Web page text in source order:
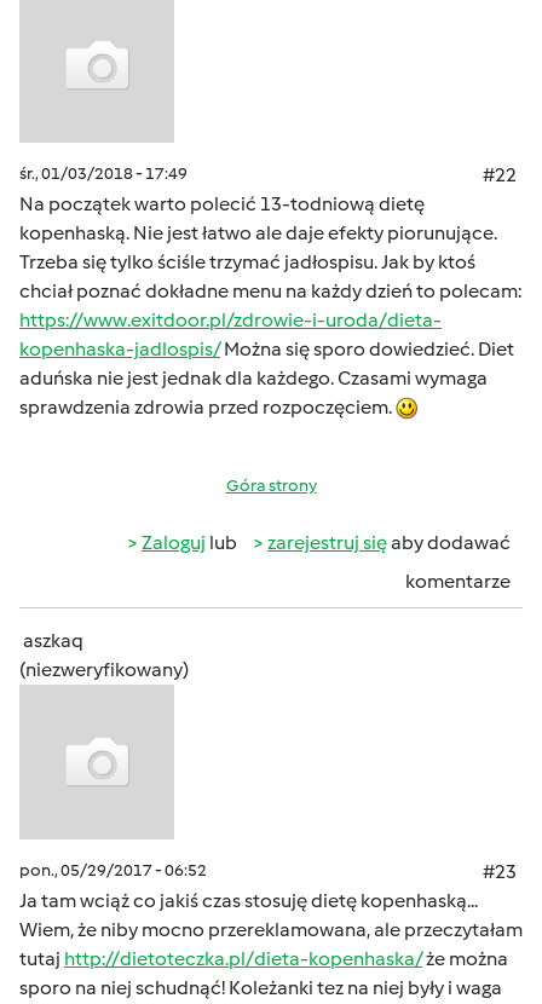
śr., 01/03/2018 - 17:49
#22
Na początek warto polecić 13-todniową dietę
kopenhaską. Nie jest łatwo ale daje efekty piorunujące.
Trzeba się tylko ściśle trzymać jadłospisu. Jak by ktoś
chciał poznać dokładne menu na każdy dzień to polecam:
https://www.exitdoor.pl/zdrowie-i-uroda/dieta-
kopenhaska-jadlospis/Można się sporo dowiedzieć. Diet
aduńska nie jest jednak dla każdego. Czasami wymaga
sprawdzenia zdrowia przed rozpoczęciem.
Góra strony
Zaloguj lub zarejestruj sięaby dodawać
komentarze
aszkaq
(niezweryfikowany)
pon., 05/29/2017 - 06:52
#23
Ja tam wciąż co jakiś czas stosuję dietę kopenhaską...
Wiem, że niby mocno przereklamowana, ale przeczytałam
tutaj http://dietoteczka.pl/dieta-kopenhaska/że można
sporo na niej schudnąć! Koleżanki tez na niej były i waga